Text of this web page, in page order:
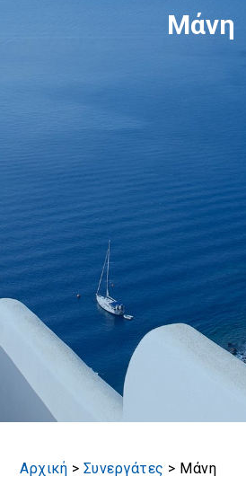
Μάνη
Αρχική > Συνεργάτες > Μάνη
Επικοινωνία